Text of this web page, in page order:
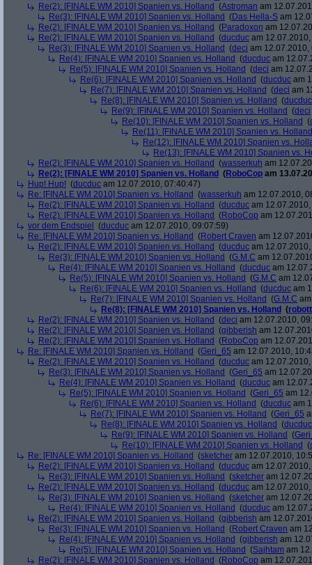
Re(2): [FINALE WM 2010] Spanien vs. Holland (Astroman am
Re(3): [FINALE WM 2010] Spanien vs. Holland (Das Hella-S am
Re(2): [FINALE WM 2010] Spanien vs. Holland (Paradoxon am
Re(2): [FINALE WM 2010] Spanien vs. Holland (ducduc am
Re(3): [FINALE WM 2010] Spanien vs. Holland (deci am 12.07.2010,
Re(4): [FINALE WM 2010] Spanien vs. Holland (ducduc am
Re(5): [FINALE WM 2010] Spanien vs. Holland (deci am
Re(6): [FINALE WM 2010] Spanien vs. Holland (ducduc am
Re(7): [FINALE WM 2010] Spanien vs. Holland (deci am
Re(8): [FINALE WM 2010] Spanien vs. Holland (ducduc
Re(9): [FINALE WM 2010] Spanien vs. Holland (deci
Re(10): [FINALE WM 2010] Spanien vs. Holland (
Re(11): [FINALE WM 2010] Spanien vs. Holland
Re(12): [FINALE WM 2010] Spanien vs.
Re(13): [FINALE WM 2010] Spanien vs.
Re(2): [FINALE WM 2010] Spanien vs. Holland (wasserkuh am
Re(2): [FINALE WM 2010] Spanien vs. Holland (RoboCop am
Hup! Hup! (ducduc am 12.07.2010, 07:40:47)
Re: [FINALE WM 2010] Spanien vs. Holland (wasserkuh am 12.07.2010,
Re(2): [FINALE WM 2010] Spanien vs. Holland (ducduc am
Re(2): [FINALE WM 2010] Spanien vs. Holland (RoboCop am
vor dem Endspiel
(ducduc am 12.07.2010, 09:07:59)
Re: [FINALE WM 2010] Spanien vs. Holland (Robert Craven am
Re(2): [FINALE WM 2010] Spanien vs. Holland (ducduc am
Re(3): [FINALE WM 2010] Spanien vs. Holland (G.M.C am
Re(4): [FINALE WM 2010] Spanien vs. Holland (ducduc am
Re(5): [FINALE WM 2010] Spanien vs. Holland (G.M.C am
Re(6): [FINALE WM 2010] Spanien vs. Holland (ducduc am
Re(7): [FINALE WM 2010] Spanien vs. Holland (G.M.C
Re(8): [FINALE WM 2010] Spanien vs. Holland (
Re(2): [FINALE WM 2010] Spanien vs. Holland (deci am 12.07.2010,
Re(2): [FINALE WM 2010] Spanien vs. Holland (gibberish am
Re(2): [FINALE WM 2010] Spanien vs. Holland (RoboCop am
Re: [FINALE WM 2010] Spanien vs. Holland (Geri_65 am 12.07.2010,
Re(2): [FINALE WM 2010] Spanien vs. Holland (ducduc am
Re(3): [FINALE WM 2010] Spanien vs. Holland (Geri_65 am
Re(4): [FINALE WM 2010] Spanien vs. Holland (ducduc am
Re(5): [FINALE WM 2010] Spanien vs. Holland (Geri_65 am
Re(6): [FINALE WM 2010] Spanien vs. Holland (ducduc am
Re(7): [FINALE WM 2010] Spanien vs. Holland (Geri_65
Re(8): [FINALE WM 2010] Spanien vs. Holland (ducduc
Re(9): [FINALE WM 2010] Spanien vs. Holland (
Re(10): [FINALE WM 2010] Spanien vs. Holland (
Re: [FINALE WM 2010] Spanien vs. Holland (sketcher am 12.07.2010,
Re(2): [FINALE WM 2010] Spanien vs. Holland (ducduc am
Re(3): [FINALE WM 2010] Spanien vs. Holland (sketcher am
Re(2): [FINALE WM 2010] Spanien vs. Holland (ducduc am
Re(3): [FINALE WM 2010] Spanien vs. Holland (sketcher am
Re(4): [FINALE WM 2010] Spanien vs. Holland (ducduc am
Re(2): [FINALE WM 2010] Spanien vs. Holland (gibberish am
Re(3): [FINALE WM 2010] Spanien vs. Holland (Robert Craven am
Re(4): [FINALE WM 2010] Spanien vs. Holland (gibberish am
Re(5): [FINALE WM 2010] Spanien vs. Holland (Sajhtam am
Re(2): [FINALE WM 2010] Spanien vs. Holland (RoboCop am